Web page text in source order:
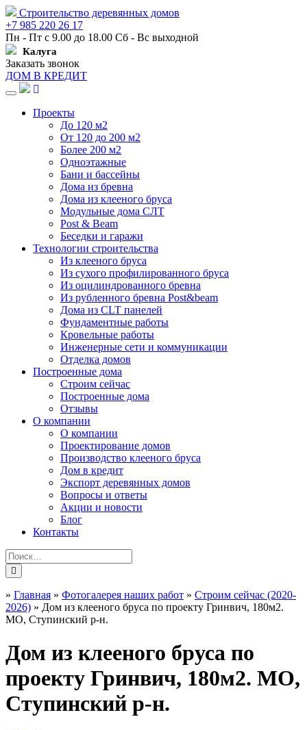
Строительство деревянных домов
+7 985 220 26 17
Пн - Пт с 9.00 до 18.00 Сб - Вс выходной
Калуга
Заказать звонок
ДОМ В КРЕДИТ
Навигация
Проекты
До 120 м2
От 120 до 200 м2
Более 200 м2
Одноэтажные
Бани и бассейны
Дома из бревна
Дома из клееного бруса
Модульные дома СЛТ
Post & Beam
Беседки и гаражи
Технологии строительства
Из клееного бруса
Из сухого профилированного бруса
Из оцилиндрованного бревна
Из рубленного бревна Post&beam
Дома из CLT панелей
Фундаментные работы
Кровельные работы
Инженерные сети и коммуникации
Отделка домов
Построенные дома
Строим сейчас
Построенные дома
Отзывы
О компании
О компании
Проектирование домов
Производство клееного бруса
Дом в кредит
Экспорт деревянных домов
Вопросы и ответы
Акции и новости
Блог
Контакты
» Главная » Фотогалерея наших работ » Строим сейчас (2020-
2026) » Дом из клееного бруса по проекту Гринвич, 180м2.
МО, Ступинский р-н.
Дом из клееного бруса по
проекту Гринвич, 180м2. МО,
Ступинский р-н.